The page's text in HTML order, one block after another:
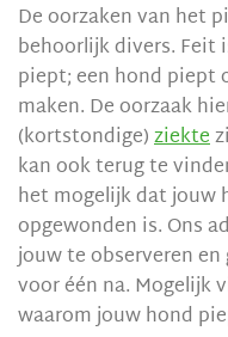
De oorzaken van het
behoorlijk divers. Feit
piept; een hond piept
maken. De oorzaak
(kortstondige)ziekte
kan ook terug te
het mogelijk dat jouw
opgewonden is. Ons
jouw te observeren
voor één na. Mogelijk
waarom jouw hond